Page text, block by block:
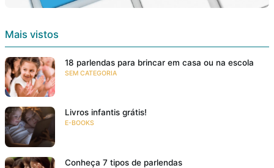
Mais vistos
18 parlendas para brincar em casa ou na escola
SEM CATEGORIA
Livros infantis grátis!
E-BOOKS
Conheça 7 tipos de parlendas